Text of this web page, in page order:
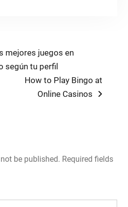
mejores juegos en
según tu perfil
Next
post:
How to Play Bingo at
Online Casinos
be published. Required fields